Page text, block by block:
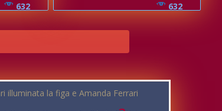
632
632
illuminata la figa e Amanda Ferrari